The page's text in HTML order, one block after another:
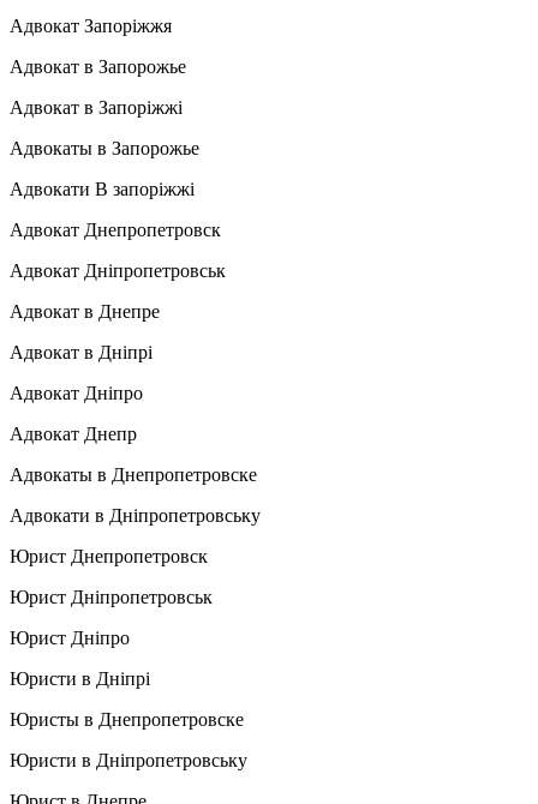
Адвокат Запоріжжя
Адвокат в Запорожье
Адвокат в Запоріжжі
Адвокаты в Запорожье
Адвокати В запоріжжі
Адвокат Днепропетровск
Адвокат Дніпропетровськ
Адвокат в Днепре
Адвокат в Дніпрі
Адвокат Дніпро
Адвокат Днепр
Адвокаты в Днепропетровске
Адвокати в Дніпропетровську
Юрист Днепропетровск
Юрист Дніпропетровськ
Юрист Дніпро
Юристи в Дніпрі
Юристы в Днепропетровске
Юристи в Дніпропетровську